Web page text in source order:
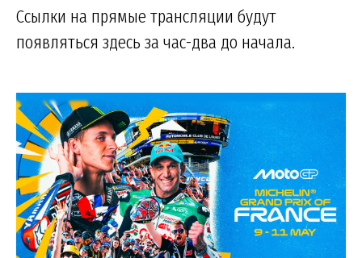
Ссылки на прямые трансляции будут
появляться здесь за час-два до начала.